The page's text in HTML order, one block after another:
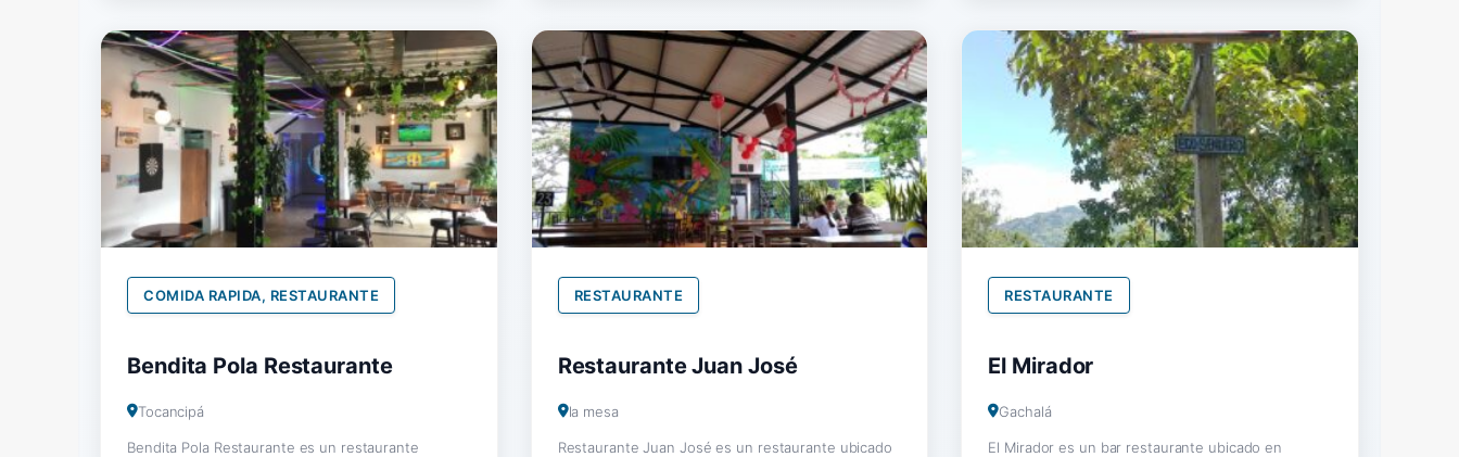
COMIDA RAPIDA, RESTAURANTE
Bendita Pola Restaurante
Tocancipá
Bendita Pola Restaurante es un restaurante
RESTAURANTE
Restaurante Juan José
la mesa
Restaurante Juan José es un restaurante ubicado
RESTAURANTE
El Mirador
Gachalá
El Mirador es un bar restaurante ubicado en